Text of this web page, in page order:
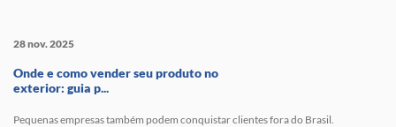
28 nov. 2025
Onde e como vender seu produto no
exterior: guia p...
Pequenas empresas também podem conquistar clientes fora do Brasil.